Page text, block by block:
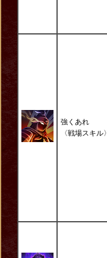
強くあれ
〈戦場スキル〉